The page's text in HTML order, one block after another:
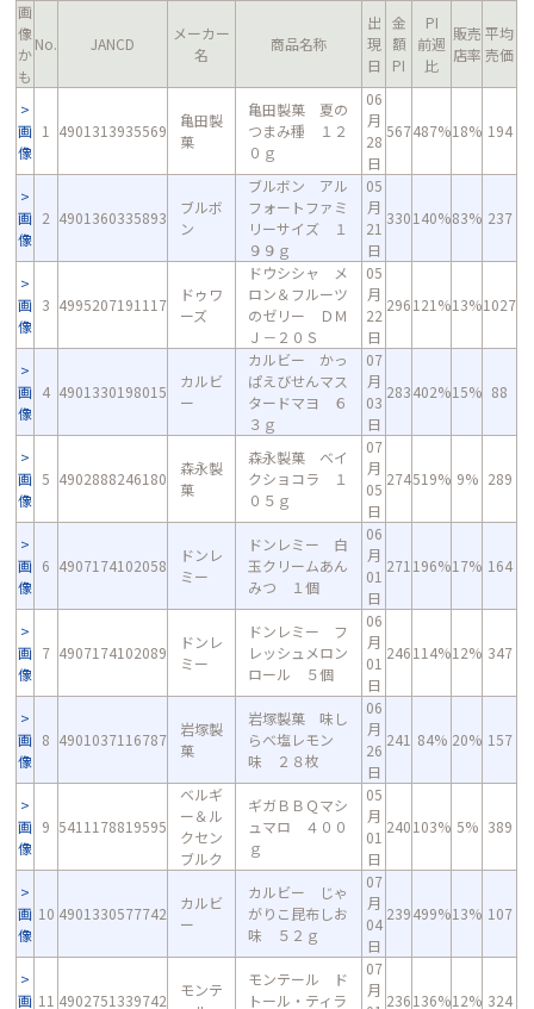
画
像
か
も
No. JANCD
メーカー
名
商品名称
出
現
日
金
額
PI
PI
前週
比
販売
店率
平均
売価
画
像
1 4901313935569
亀田製
菓
亀田製菓 夏の
つまみ種 １２
０ｇ
06
月
28
日
567487%18% 194
画
像
2 4901360335893
ブルボ
ン
ブルボン アル
フォートファミ
リーサイズ １
９９ｇ
05
月
21
日
330140%83% 237
画
像
3 4995207191117
ドゥワ
ーズ
ドウシシャ メ
ロン＆フルーツ
のゼリー ＤＭ
Ｊ－２０Ｓ
05
月
22
日
296121%13%1027
画
像
4 4901330198015
カルビ
ー
カルビー かっ
ぱえびせんマス
タードマヨ ６
３ｇ
07
月
03
日
283402%15% 88
画
像
5 4902888246180
森永製
菓
森永製菓 ベイ
クショコラ １
０５ｇ
07
月
05
日
274519% 9% 289
画
像
6 4907174102058
ドンレ
ミー
ドンレミー 白
玉クリームあん
みつ １個
06
月
01
日
271 196%17% 164
画
像
7 4907174102089
ドンレ
ミー
ドンレミー フ
レッシュメロン
ロール ５個
06
月
01
日
246114%12% 347
画
像
8 4901037116787
岩塚製
菓
岩塚製菓 味し
らべ塩レモン
味 ２８枚
06
月
26
日
241 84% 20% 157
画
像
9 5411178819595
ベルギ
ー＆ル
クセン
ブルク
ギガＢＢＱマシ
ュマロ ４００
ｇ
05
月
01
日
240103% 5% 389
画
像
10 4901330577742
カルビ
ー
カルビー じゃ
がりこ昆布しお
味 ５２ｇ
07
月
04
日
239499%13% 107
画 11 4902751339742
モンテ
モンテール ド
トール・ティラ
07
月
236136%12% 324